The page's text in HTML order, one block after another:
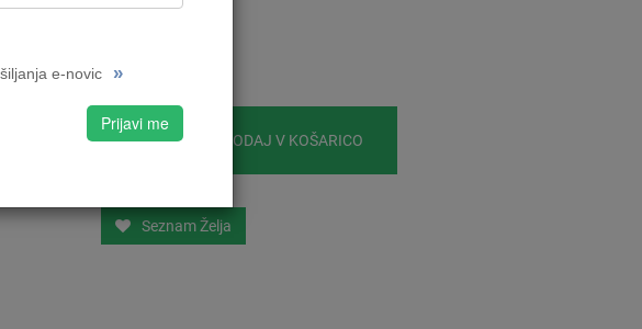
e-novic »
Prijavi me
RJAVA
DODAJ V KOŠARICO
Seznam Želja